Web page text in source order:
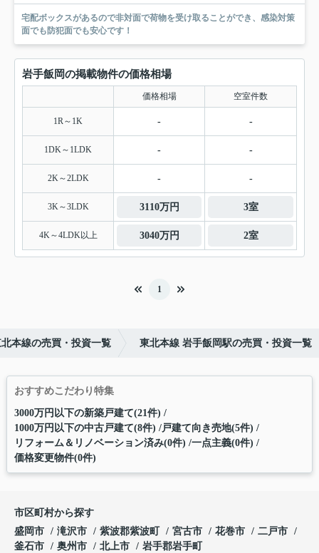
宅配ボックスがあるので非対面で荷物を受け取ることができ、感染対策
面でも防犯面でも安心です！
岩手飯岡の掲載物件の価格相場
価格相場 空室件数
1R～1K - -
1DK～1LDK - -
2K～2LDK - -
3K～3LDK 3110万円 3室
4K～4LDK以上 3040万円 2室
1
本線の売買・投資一覧 東北本線 岩手飯岡駅の売買・投資一覧
おすすめこだわり特集
3000万円以下の新築戸建て(21件)
1000万円以下の中古戸建て(8件) 戸建て向き売地(5件)
リフォーム＆リノベーション済み(0件) 一点主義(0件)
価格変更物件(0件)
市区町村から探す
盛岡市
滝沢市 紫波郡紫波町 宮古市 花巻市
二戸市
釜石市
奥州市 北上市 岩手郡岩手町